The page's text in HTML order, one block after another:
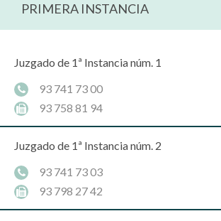
PRIMERA INSTANCIA
Juzgado de 1ª Instancia núm. 1
93 741 73 00
93 758 81 94
Juzgado de 1ª Instancia núm. 2
93 741 73 03
93 798 27 42